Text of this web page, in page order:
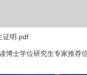
证明.pdf
博士学位研究生专家推荐